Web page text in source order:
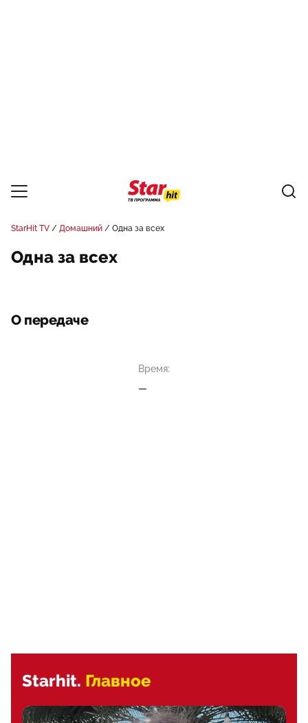
StarHit TV Домашний Одна за всех
Одна за всех
О передаче
Время:
—
Starhit. Главное